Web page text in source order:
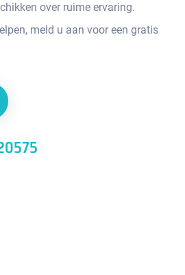
over ruime ervaring.
meld u aan voor een gratis